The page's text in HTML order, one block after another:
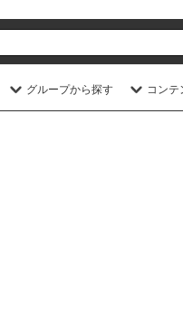
グループから探す コンテ